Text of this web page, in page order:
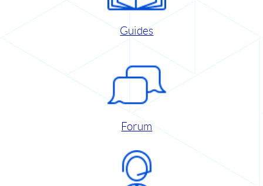
Guides
Forum